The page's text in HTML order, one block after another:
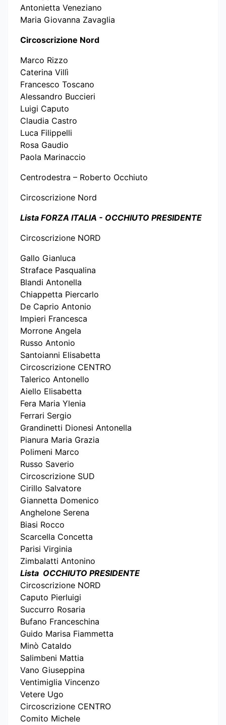
Antonietta Veneziano
Maria Giovanna Zavaglia
Circoscrizione Nord
Marco Rizzo
Caterina Villì
Francesco Toscano
Alessandro Buccieri
Luigi Caputo
Claudia Castro
Luca Filippelli
Rosa Gaudio
Paola Marinaccio
Centrodestra – Roberto Occhiuto
Circoscrizione Nord
Lista FORZA ITALIA - OCCHIUTO PRESIDENTE
Circoscrizione NORD
Gallo Gianluca
Straface Pasqualina
Blandi Antonella
Chiappetta Piercarlo
De Caprio Antonio
Impieri Francesca
Morrone Angela
Russo Antonio
Santoianni Elisabetta
Circoscrizione CENTRO
Talerico Antonello
Aiello Elisabetta
Fera Maria Ylenia
Ferrari Sergio
Grandinetti Dionesi Antonella
Pianura Maria Grazia
Polimeni Marco
Russo Saverio
Circoscrizione SUD
Cirillo Salvatore
Giannetta Domenico
Anghelone Serena
Biasi Rocco
Scarcella Concetta
Parisi Virginia
Zimbalatti Antonino
Lista OCCHIUTO PRESIDENTE
Circoscrizione NORD
Caputo Pierluigi
Succurro Rosaria
Bufano Franceschina
Guido Marisa Fiammetta
Minò Cataldo
Salimbeni Mattia
Vano Giuseppina
Ventimiglia Vincenzo
Vetere Ugo
Circoscrizione CENTRO
Comito Michele